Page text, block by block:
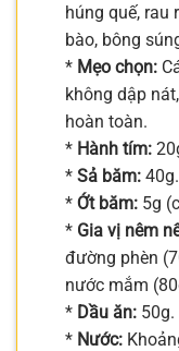
húng quế, rau
bào, bông
* Mẹo chọn:
không dập
hoàn toàn.
* Hành tím:
* Sả băm: 40g.
* Ớt băm: 5g
* Gia vị nêm
đường phèn
nước mắm
* Dầu ăn: 50g.
* Nước: